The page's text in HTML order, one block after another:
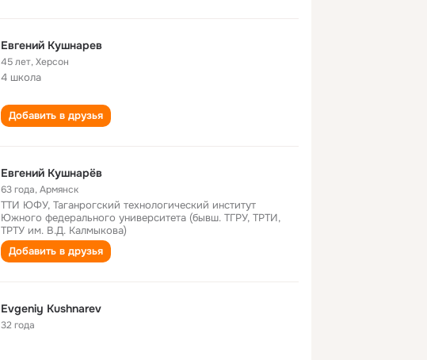
Евгений Кушнарев
45 лет,Херсон
4 школа
Добавить в друзья
Евгений Кушнарёв
63 года,Армянск
ТТИ ЮФУ, Таганрогский технологический институт
Южного федерального университета (бывш. ТГРУ, ТРТИ,
ТРТУ им. В.Д. Калмыкова)
Добавить в друзья
Evgeniy Kushnarev
32 года